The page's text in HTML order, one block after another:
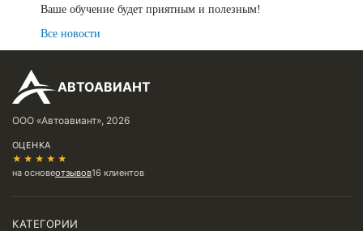
Ваше обучение будет приятным и полезным!
Все новости
АВТОАВИАНТ
ООО «Автоавиант», 2026
ОЦЕНКА
★★★★★
на основеотзывов16 клиентов
КАТЕГОРИИ